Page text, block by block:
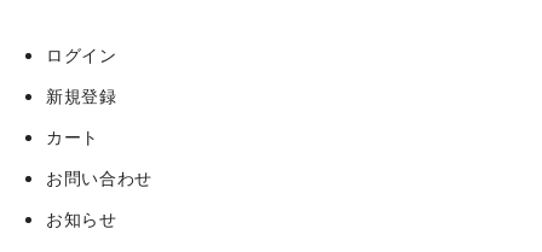
ログイン
新規登録
カート
お問い合わせ
お知らせ